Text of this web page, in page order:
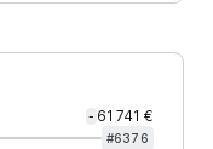
- 61 741 €
#6376